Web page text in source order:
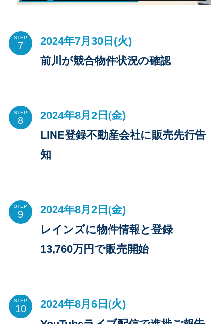
STEP
2024年7月30日(火)
前川が競合物件状況の確認
STEP
2024年8月2日(金)
LINE登録不動産会社に販売先行告
知
STEP
2024年8月2日(金)
レインズに物件情報と登録
13,760万円で販売開始
STEP
2024年8月6日(火)